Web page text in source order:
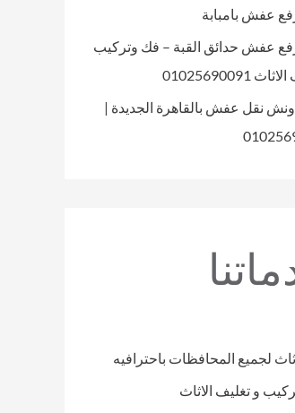
عفش بامبابة
عفش حدائق القبة – فك وتركيب
01025690091
نقل عفش بالقاهرة الجديدة |
لجميع المحافظات باحترافيه
و تغليف الاثاث